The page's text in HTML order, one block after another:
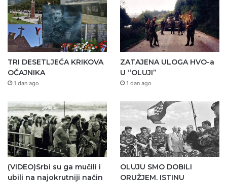
TRI DESETLJEĆA KRIKOVA
OČAJNIKA
1 dan ago
ZATAJENA ULOGA HVO-a
U “OLUJI”
1 dan ago
(VIDEO)Srbi su ga mučili i
ubili na najokrutniji način
OLUJU SMO DOBILI
ORUŽJEM. ISTINU